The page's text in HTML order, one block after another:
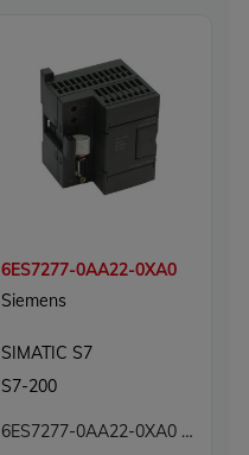
6ES7277-0AA22-0XA0
Siemens
SIMATIC S7
S7-200
6ES7277-0AA22-0XA0 Simatic S7 Siemens